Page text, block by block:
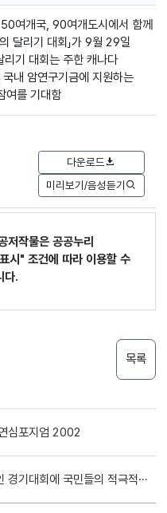
여개국, 90여개도시에서 함께
달리기 대회」가 9월 29일
기 대회는 주한 캐나다
내 암연구기금에 지원하는
여를 기대함
다운로드
미리보기/음성듣기
저작물은 공공누리
시" 조건에 따라 이용할 수
다.
목록
심포지엄 2002
부산아 태장애인 경기대회에 국민들의 적극적인 관심 필요